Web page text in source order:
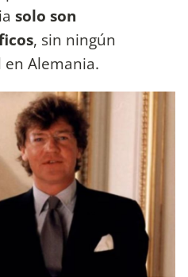
solo son
, sin ningún
Alemania.